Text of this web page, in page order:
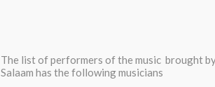
The list of performers of the music brought
Salaam has the following musicians